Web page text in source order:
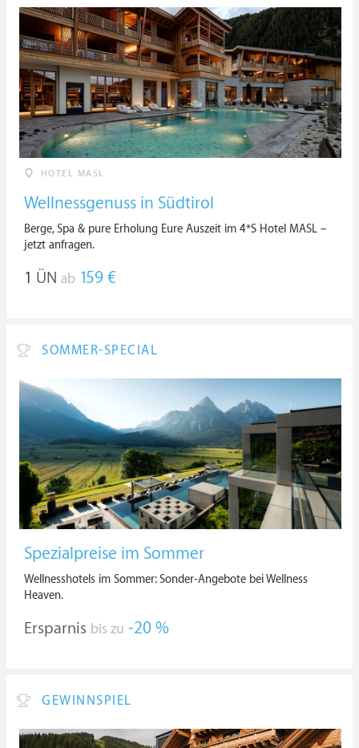
HOTEL MASL
Wellnessgenuss in Südtirol
Berge, Spa & pure Erholung Eure Auszeit im 4*S Hotel MASL –
jetzt anfragen.
1 ÜN ab 159 €
SOMMER-SPECIAL
Spezialpreise im Sommer
Wellnesshotels im Sommer: Sonder-Angebote bei Wellness
Heaven.
Ersparnis bis zu -20 %
GEWINNSPIEL